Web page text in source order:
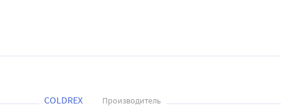
COLDREX Производитель